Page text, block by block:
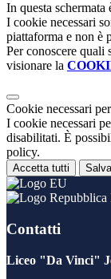
In questa
I cookie necessari
piattaforma e non è
Per conoscere quali
visionare la
Cookie necessari
I cookie necessari
disabilitati. È
policy.
Accetta tutti
Contatti
Liceo "Da Vinci"